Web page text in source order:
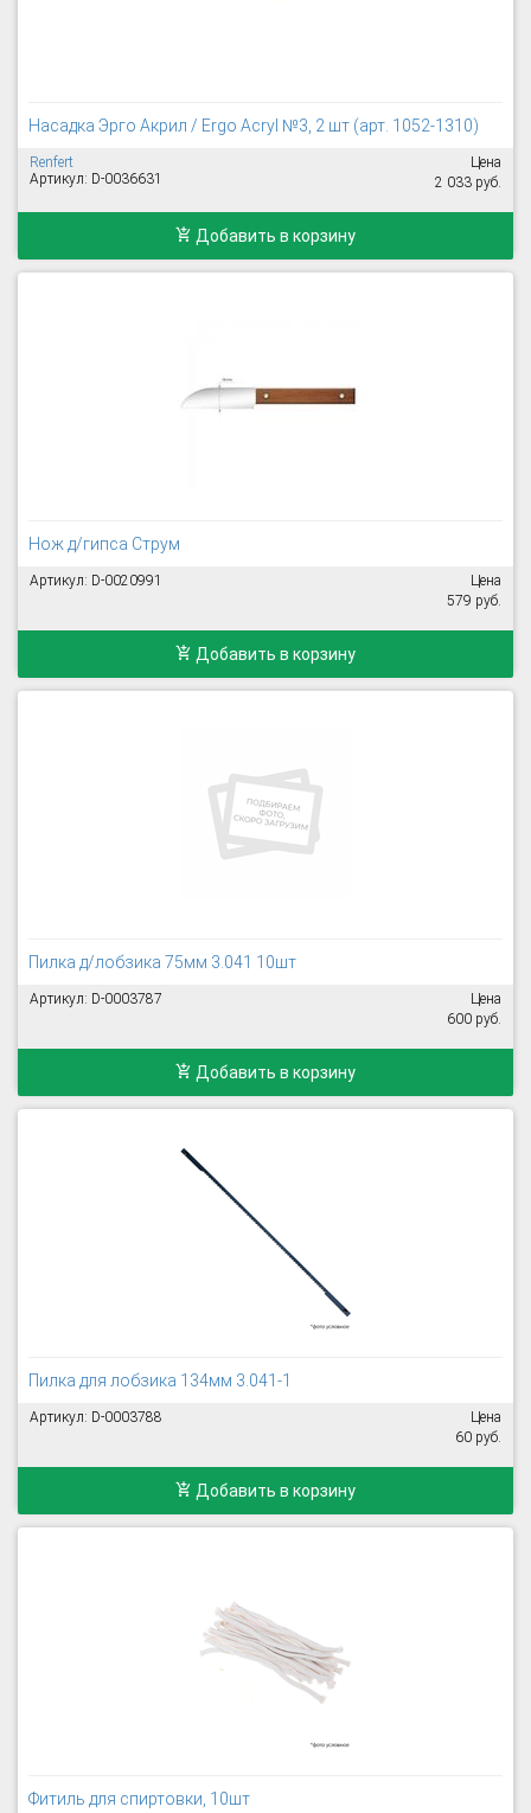
Насадка Эрго Акрил / Ergo Acryl №3, 2 шт (арт. 1052-1310)
Renfert
Артикул: D-0036631
Цена
2 033 руб.
Добавить в корзину
Нож д/гипса Струм
Артикул: D-0020991
Цена
579 руб.
Добавить в корзину
Пилка д/лобзика 75мм 3.041 10шт
Артикул: D-0003787
Цена
600 руб.
Добавить в корзину
Пилка для лобзика 134мм 3.041-1
Артикул: D-0003788
Цена
60 руб.
Добавить в корзину
Фитиль для спиртовки, 10шт